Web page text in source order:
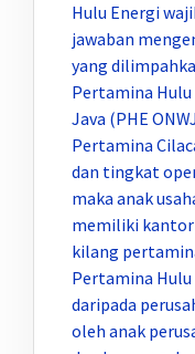
Hulu Energi
jawaban
yang
Pertamina
Java (PHE
Pertamina
dan tingkat
maka anak
memiliki kantor
kilang
Pertamina Hulu
daripada
oleh anak